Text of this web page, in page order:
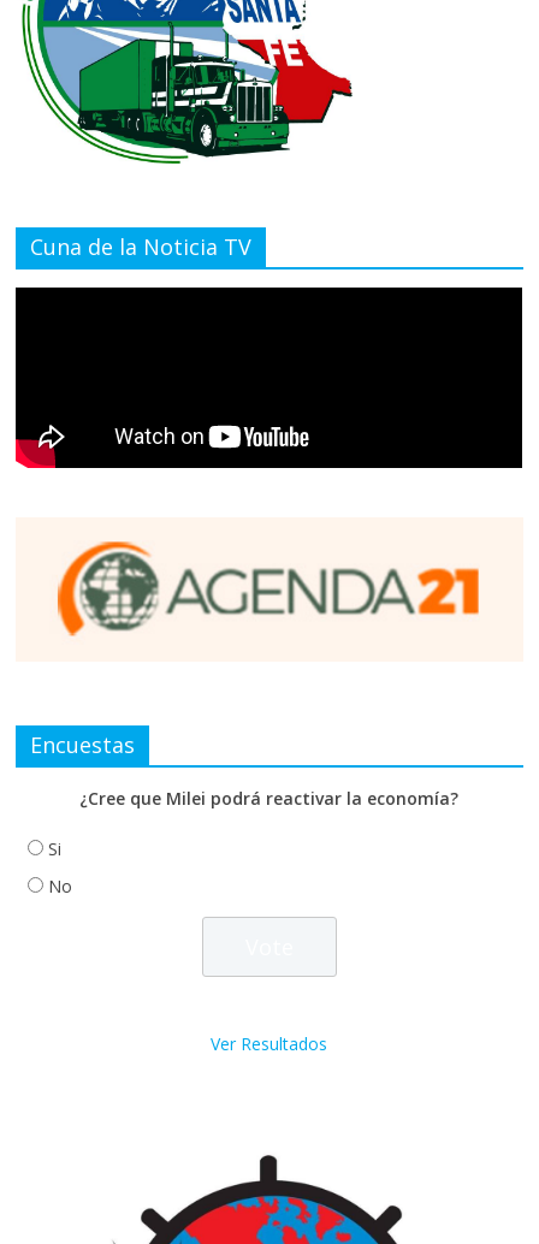
Cuna de la Noticia TV
Encuestas
¿Cree que Milei podrá reactivar la economía?
Si
No
Ver Resultados